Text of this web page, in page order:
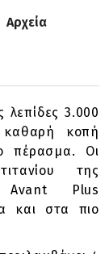
Αρχεία
λεπίδες 3.000
καθαρή κοπή
πέρασμα. Οι
της
Avant Plus
και στα πιο